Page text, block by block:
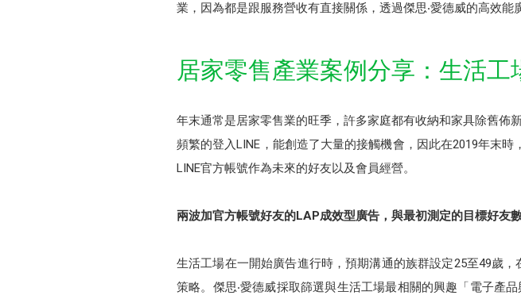
業，因為都是跟服務營收有直接關係，透過傑思‧愛德威的高效能
居家零售產業案例分享：生活工
年末通常是居家零售業的旺季，許多家庭都有收納和家具除舊
頻繁的登入LINE，能創造了大量的接觸機會，因此在2019年末
LINE官方帳號作為未來的好友以及會員經營。
兩波加官方帳號好友的LAP成效型廣告，與最初測定的目標好友
生活工場在一開始廣告進行時，預期溝通的族群設定25至49歲
策略。傑思‧愛德威採取篩選與生活工場最相關的興趣「電子產